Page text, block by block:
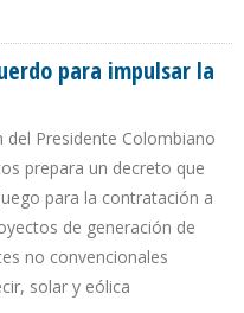
para impulsar la
del Presidente Colombiano
prepara un decreto que
para la contratación a
de generación de
no convencionales
solar y eólica